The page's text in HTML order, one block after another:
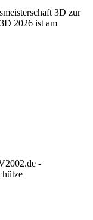
3D zur
2026 ist am